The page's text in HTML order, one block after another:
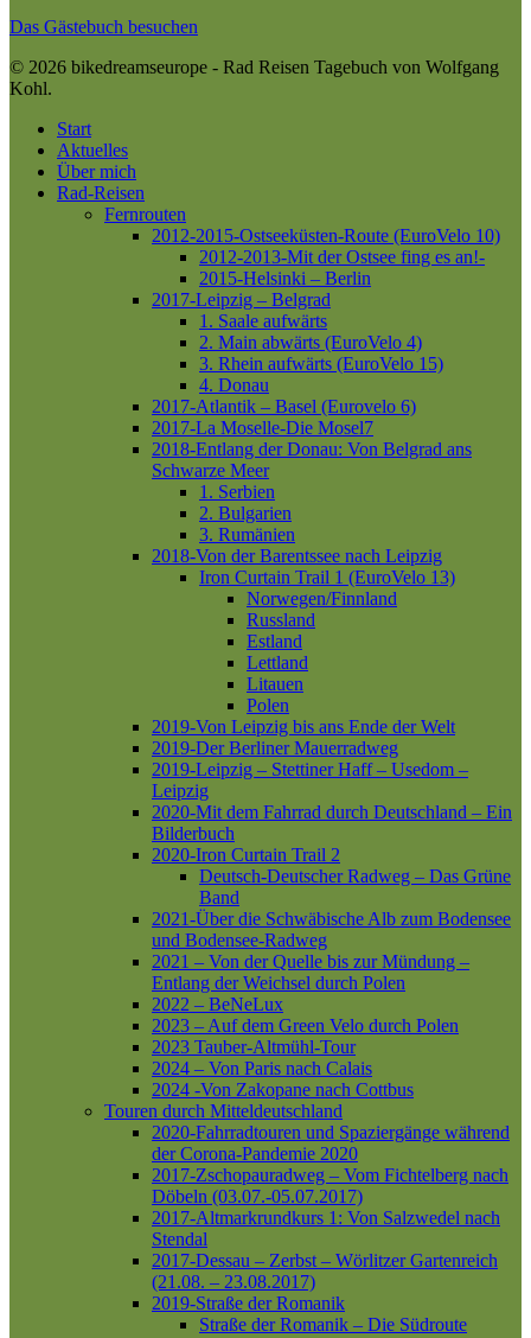
Das Gästebuch besuchen
© 2026 bikedreamseurope - Rad Reisen Tagebuch von Wolfgang
Kohl.
Close
Menu
Start
Aktuelles
Über mich
Rad-Reisen
Fernrouten
2012-2015-Ostseeküsten-Route (EuroVelo 10)
2012-2013-Mit der Ostsee fing es an!-
2015-Helsinki – Berlin
2017-Leipzig – Belgrad
1. Saale aufwärts
2. Main abwärts (EuroVelo 4)
3. Rhein aufwärts (EuroVelo 15)
4. Donau
2017-Atlantik – Basel (Eurovelo 6)
2017-La Moselle-Die Mosel7
2018-Entlang der Donau: Von Belgrad ans
Schwarze Meer
1. Serbien
2. Bulgarien
3. Rumänien
2018-Von der Barentssee nach Leipzig
Iron Curtain Trail 1 (EuroVelo 13)
Norwegen/Finnland
Russland
Estland
Lettland
Litauen
Polen
2019-Von Leipzig bis ans Ende der Welt
2019-Der Berliner Mauerradweg
2019-Leipzig – Stettiner Haff – Usedom –
Leipzig
2020-Mit dem Fahrrad durch Deutschland – Ein
Bilderbuch
2020-Iron Curtain Trail 2
Deutsch-Deutscher Radweg – Das Grüne
Band
2021-Über die Schwäbische Alb zum Bodensee
und Bodensee-Radweg
2021 – Von der Quelle bis zur Mündung –
Entlang der Weichsel durch Polen
2022 – BeNeLux
2023 – Auf dem Green Velo durch Polen
2023 Tauber-Altmühl-Tour
2024 – Von Paris nach Calais
2024 -Von Zakopane nach Cottbus
Touren durch Mitteldeutschland
2020-Fahrradtouren und Spaziergänge während
der Corona-Pandemie 2020
2017-Zschopauradweg – Vom Fichtelberg nach
Döbeln (03.07.-05.07.2017)
2017-Altmarkrundkurs 1: Von Salzwedel nach
Stendal
2017-Dessau – Zerbst – Wörlitzer Gartenreich
(21.08. – 23.08.2017)
2019-Straße der Romanik
Straße der Romanik – Die Südroute